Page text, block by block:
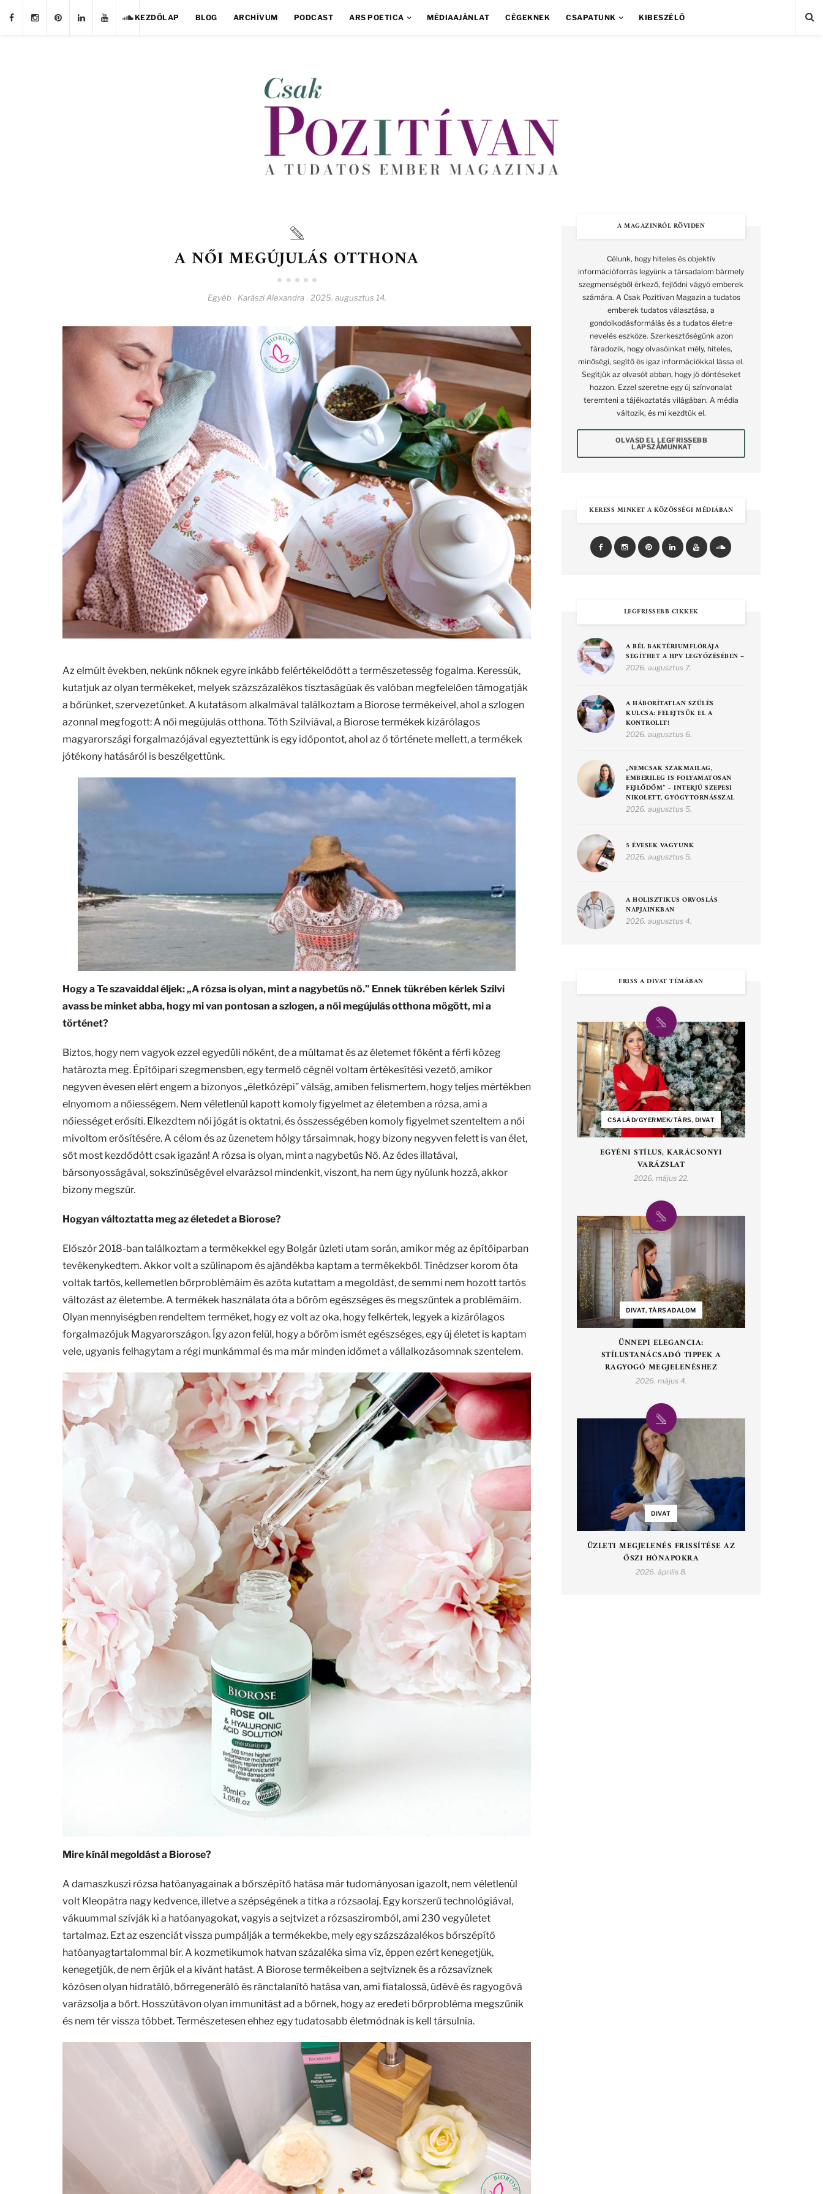
KEZDŐLAP BLOG ARCHÍVUM PODCAST ARS POETICA MÉDIAAJÁNLAT CÉGEKNEK CSAPATUNK KIBESZÉLŐ
A NŐI MEGÚJULÁS OTTHONA
Egyéb - Karászi Alexandra - 2025. augusztus 14.
Az elmúlt években, nekünk nőknek egyre inkább felértékelődött a természetesség fogalma. Keressük,
kutatjuk az olyan termékeket, melyek százszázalékos tisztaságúak és valóban megfelelően támogatják
a bőrünket, szervezetünket. A kutatásom alkalmával találkoztam a Biorose termékeivel, ahol a szlogen
azonnal megfogott: A női megújulás otthona. Tóth Szilviával, a Biorose termékek kizárólagos
magyarországi forgalmazójával egyeztettünk is egy időpontot, ahol az ő története mellett, a termékek
jótékony hatásáról is beszélgettünk.
Hogy a Te szavaiddal éljek: „A rózsa is olyan, mint a nagybetűs nő.” Ennek tükrében kérlek Szilvi
avass be minket abba, hogy mi van pontosan a szlogen, a női megújulás otthona mögött, mi a
történet?
Biztos, hogy nem vagyok ezzel egyedüli nőként, de a múltamat és az életemet főként a férfi közeg
határozta meg. Építőipari szegmensben, egy termelő cégnél voltam értékesítési vezető, amikor
negyven évesen elért engem a bizonyos „életközépi” válság, amiben felismertem, hogy teljes mértékben
elnyomom a nőiességem. Nem véletlenül kapott komoly figyelmet az életemben a rózsa, ami a
nőiességet erősíti. Elkezdtem női jógát is oktatni, és összességében komoly figyelmet szenteltem a női
mivoltom erősítésére. A célom és az üzenetem hölgy társaimnak, hogy bizony negyven felett is van élet,
sőt most kezdődött csak igazán! A rózsa is olyan, mint a nagybetűs Nő. Az édes illatával,
bársonyosságával, sokszínűségével elvarázsol mindenkit, viszont, ha nem úgy nyúlunk hozzá, akkor
bizony megszúr.
Hogyan változtatta meg az életedet a Biorose?
Először 2018-ban találkoztam a termékekkel egy Bolgár üzleti utam során, amikor még az építőiparban
tevékenykedtem. Akkor volt a szülinapom és ajándékba kaptam a termékekből. Tinédzser korom óta
voltak tartós, kellemetlen bőrproblémáim és azóta kutattam a megoldást, de semmi nem hozott tartós
változást az életembe. A termékek használata óta a bőröm egészséges és megszűntek a problémáim.
Olyan mennyiségben rendeltem terméket, hogy ez volt az oka, hogy felkértek, legyek a kizárólagos
forgalmazójuk Magyarországon. Így azon felül, hogy a bőröm ismét egészséges, egy új életet is kaptam
vele, ugyanis felhagytam a régi munkámmal és ma már minden időmet a vállalkozásomnak szentelem.
Mire kínál megoldást a Biorose?
A damaszkuszi rózsa hatóanyagainak a bőrszépítő hatása már tudományosan igazolt, nem véletlenül
volt Kleopátra nagy kedvence, illetve a szépségének a titka a rózsaolaj. Egy korszerű technológiával,
vákuummal szívják ki a hatóanyagokat, vagyis a sejtvizet a rózsasziromból, ami 230 vegyületet
tartalmaz. Ezt az eszenciát vissza pumpálják a termékekbe, mely egy százszázalékos bőrszépítő
hatóanyagtartalommal bír. A kozmetikumok hatvan százaléka sima víz, éppen ezért kenegetjük,
kenegetjük, de nem érjük el a kívánt hatást. A Biorose termékeiben a sejtvíznek és a rózsavíznek
közösen olyan hidratáló, bőrregeneráló és ránctalanító hatása van, ami fiatalossá, üdévé és ragyogóvá
varázsolja a bőrt. Hosszútávon olyan immunitást ad a bőrnek, hogy az eredeti bőrprobléma megszűnik
és nem tér vissza többet. Természetesen ehhez egy tudatosabb életmódnak is kell társulnia.
A MAGAZINRÓL RÖVIDEN
Célunk, hogy hiteles és objektív
információforrás legyünk a társadalom bármely
szegmenségből érkező, fejlődni vágyó emberek
számára. A Csak Pozitívan Magazin a tudatos
emberek tudatos választása, a
gondolkodásformálás és a tudatos életre
nevelés eszköze. Szerkesztőségünk azon
fáradozik, hogy olvasóinkat mély, hiteles,
minőségi, segítő és igaz információkkal lássa el.
Segítjük az olvasót abban, hogy jó döntéseket
hozzon. Ezzel szeretne egy új színvonalat
teremteni a tájékoztatás világában. A média
változik, és mi kezdtük el.
OLVASD EL LEGFRISSEBB
LAPSZÁMUNKAT
KERESS MINKET A KÖZÖSSÉGI MÉDIÁBAN
LEGFRISSEBB CIKKEK
A BÉL BAKTÉRIUMFLÓRÁJA
SEGÍTHET A HPV LEGYŐZÉSÉBEN –
2026. augusztus 7.
A HÁBORÍTATLAN SZÜLÉS
KULCSA: FELEJTSÜK EL A
KONTROLLT!
2026. augusztus 6.
„NEMCSAK SZAKMAILAG,
EMBERILEG IS FOLYAMATOSAN
FEJLŐDŐM” – INTERJÚ SZEPESI
NIKOLETT, GYÓGYTORNÁSSZAL
2026. augusztus 5.
5 ÉVESEK VAGYUNK
2026. augusztus 5.
A HOLISZTIKUS ORVOSLÁS
NAPJAINKBAN
2026. augusztus 4.
FRISS A DIVAT TÉMÁBAN
CSALÁD/GYERMEK/TÁRS, DIVAT
EGYÉNI STÍLUS, KARÁCSONYI
VARÁZSLAT
2026. május 22.
DIVAT, TÁRSADALOM
ÜNNEPI ELEGANCIA:
STÍLUSTANÁCSADÓ TIPPEK A
RAGYOGÓ MEGJELENÉSHEZ
2026. május 4.
DIVAT
ÜZLETI MEGJELENÉS FRISSÍTÉSE AZ
ŐSZI HÓNAPOKRA
2026. április 8.